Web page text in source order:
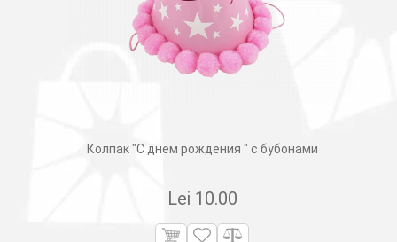
Колпак "С днем рождения " с бубонами
Lei 10.00